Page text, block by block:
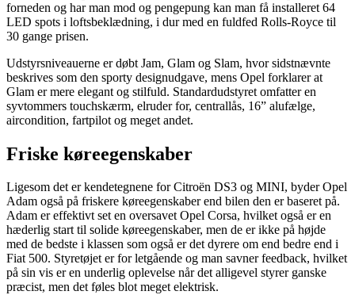
forneden og har man mod og pengepung kan man få installeret 64
LED spots i loftsbeklædning, i dur med en fuldfed Rolls-Royce til
30 gange prisen.
Udstyrsniveauerne er døbt Jam, Glam og Slam, hvor sidstnævnte
beskrives som den sporty designudgave, mens Opel forklarer at
Glam er mere elegant og stilfuld. Standardudstyret omfatter en
syvtommers touchskærm, elruder for, centrallås, 16” alufælge,
aircondition, fartpilot og meget andet.
Friske køreegenskaber
Ligesom det er kendetegnene for Citroën DS3 og MINI, byder Opel
Adam også på friskere køreegenskaber end bilen den er baseret på.
Adam er effektivt set en oversavet Opel Corsa, hvilket også er en
hæderlig start til solide køreegenskaber, men de er ikke på højde
med de bedste i klassen som også er det dyrere om end bedre end i
Fiat 500. Styretøjet er for letgående og man savner feedback, hvilket
på sin vis er en underlig oplevelse når det alligevel styrer ganske
præcist, men det føles blot meget elektrisk.